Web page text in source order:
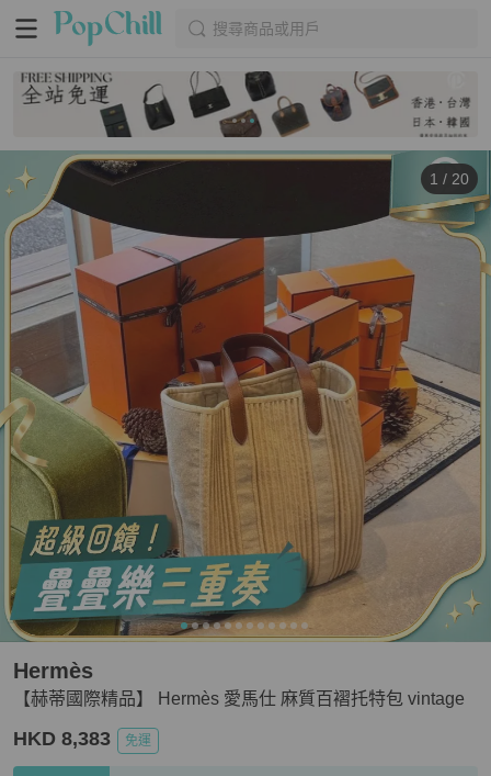
搜尋商品或用戶
1 / 20
【赫蒂國際精品】 Hermès 愛馬仕 麻質百褶托特包 vintage
Hermès
HKD 8,383 免運